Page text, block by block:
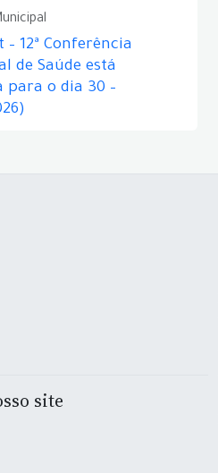
– 12ª Conferência
de Saúde está
para o dia 30 –
site